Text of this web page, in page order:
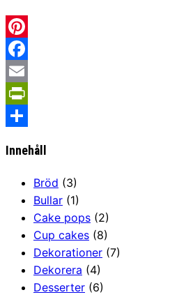
Pinterest
Facebook
Email
PrintFriendly
Innehåll
Bröd (3)
Bullar (1)
Cake pops (2)
Cup cakes (8)
Dekorationer (7)
Dekorera (4)
Desserter (6)